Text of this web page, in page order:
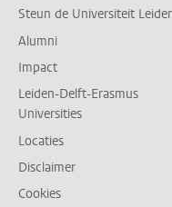
Steun de Universiteit
Alumni
Impact
Leiden-Delft-Erasmus
Universities
Locaties
Disclaimer
Cookies